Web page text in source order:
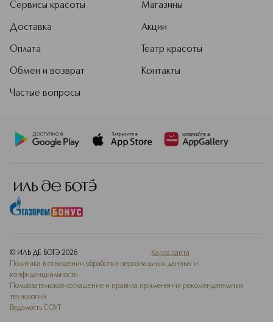
Сервисы красоты
Доставка
Оплата
Обмен и возврат
Частые вопросы
Магазины
Акции
Театр красоты
Контакты
© ИЛЬ ДЕ БОТЭ 2026
Карта сайта
Политика в отношении обработки персональных данных и
конфиденциальности
Пользовательское соглашение и правила применения рекомендательных
технологий
Ведомость СОУТ